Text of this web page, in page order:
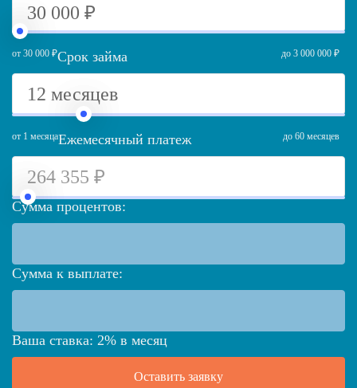
от 30 000 ₽ до 3 000 000 ₽
Срок займа
от 1 месяца до 60 месяцев
Ежемесячный платеж
Сумма процентов:
Сумма к выплате:
Ваша ставка: 2% в месяц
Оставить заявку